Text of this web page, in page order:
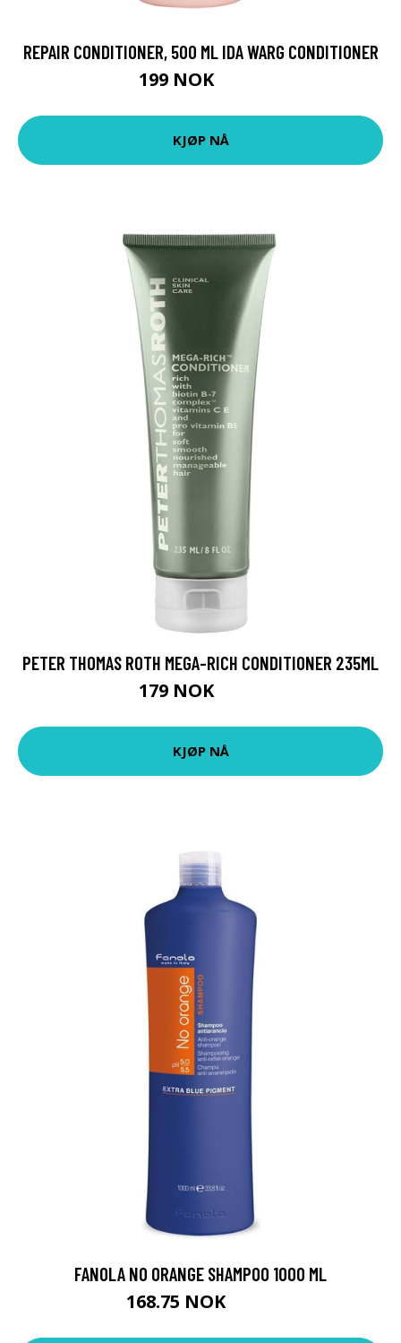
REPAIR CONDITIONER, 500 ML IDA WARG CONDITIONER
199 NOK
KJØP NÅ
PETER THOMAS ROTH MEGA-RICH CONDITIONER 235ML
179 NOK
KJØP NÅ
FANOLA NO ORANGE SHAMPOO 1000 ML
168.75 NOK